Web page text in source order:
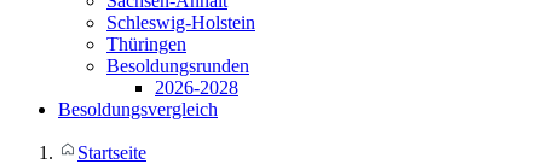
Schleswig-Holstein
Thüringen
Besoldungsrunden
2026-2028
Besoldungsvergleich
Startseite